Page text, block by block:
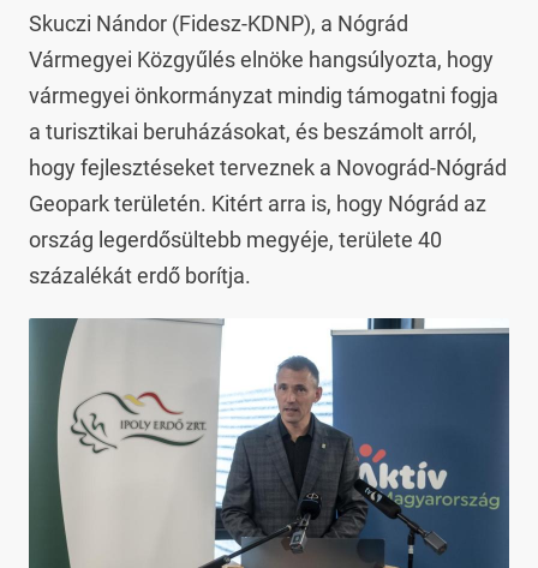
Skuczi Nándor (Fidesz-KDNP), a Nógrád
Vármegyei Közgyűlés elnöke hangsúlyozta, hogy
vármegyei önkormányzat mindig támogatni fogja
a turisztikai beruházásokat, és beszámolt arról,
hogy fejlesztéseket terveznek a Novográd-Nógrád
Geopark területén. Kitért arra is, hogy Nógrád az
ország legerdősültebb megyéje, területe 40
százalékát erdő borítja.